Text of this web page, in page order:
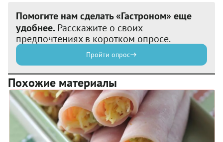
Помогите нам сделать «Гастроном» еще
удобнее. Расскажите о своих
предпочтениях в коротком опросе.
Пройти опрос
Похожие материалы